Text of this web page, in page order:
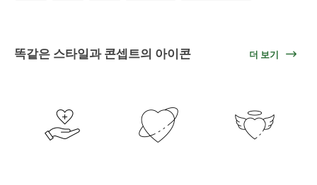
똑같은 스타일과 콘셉트의 아이콘 더 보기